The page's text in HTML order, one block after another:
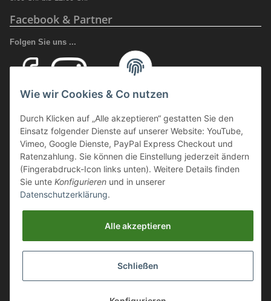
Facebook & Partner
Folgen Sie uns ...
und Arbeitsschutz.
Wir führen eine große Auswahl an qualitativ hochwertigen Arbeits- und
Sicherheitsschuhen. Unter anderemSCHÜTZE SCHUHE, SOLID
GEAR
oder auch GIASCO.
Webmaster Directory
Aluminium Transportboxen / ALU Stauboxen / Aluminium
Auffahrrampen
Wie wir Cookies & Co nutzen
Durch Klicken auf „Alle akzeptieren“ gestatten Sie den
Einsatz folgender Dienste auf unserer Website: YouTube,
Vimeo, Google Dienste, PayPal Express Checkout und
Ratenzahlung. Sie können die Einstellung jederzeit ändern
(Fingerabdruck-Icon links unten). Weitere Details finden
Sie unte Konfigurieren und in unserer
Datenschutzerklärung.
Alle akzeptieren
Schließen